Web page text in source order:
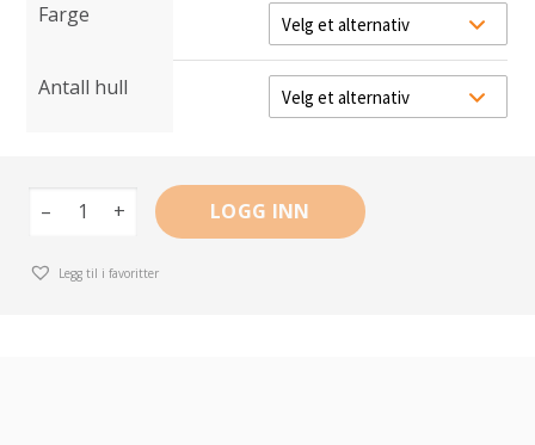
Farge
Antall hull
– + LOGG INN
Legg til i favoritter